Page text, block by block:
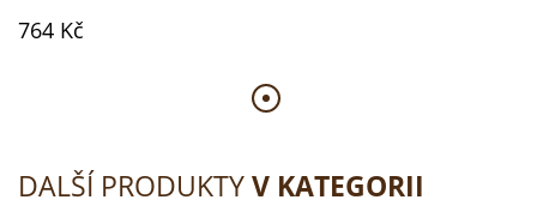
764 Kč
DALŠÍ PRODUKTYV KATEGORII